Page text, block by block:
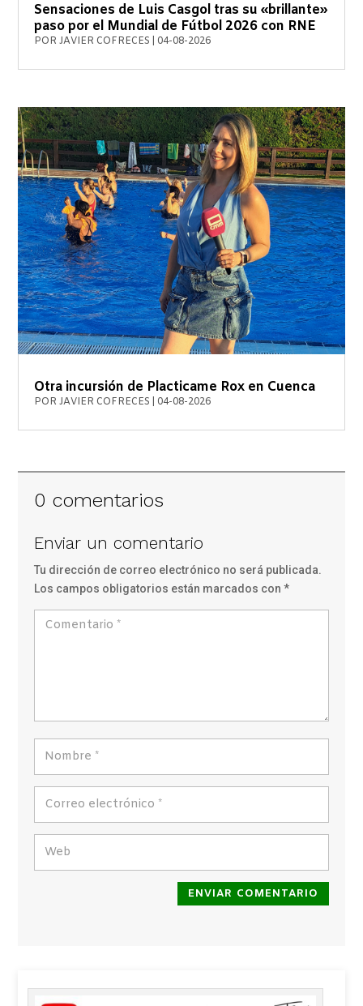
Sensaciones de Luis Casgol tras su «brillante»
paso por el Mundial de Fútbol 2026 con RNE
PORJAVIER COFRECES 04-08-2026
Otra incursión de Placticame Rox en Cuenca
PORJAVIER COFRECES 04-08-2026
0 comentarios
Enviar un comentario
Tu dirección de correo electrónico no será publicada.
Los campos obligatorios están marcados con*
ENVIAR COMENTARIO